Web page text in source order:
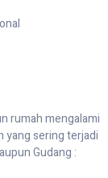
rumah mengalami
yang sering terjadi
Gudang :